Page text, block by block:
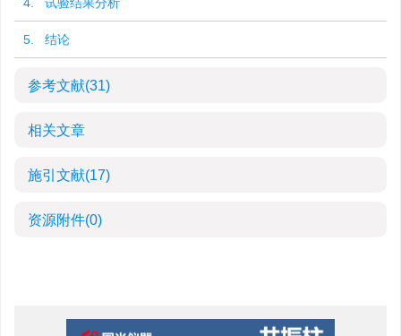
5. 结论
参考文献(31)
相关文章
施引文献(17)
资源附件(0)